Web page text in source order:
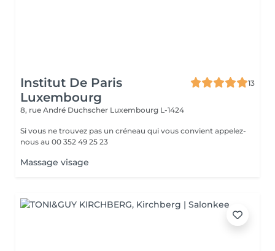
Institut De Paris
Luxembourg
13
8, rue André Duchscher Luxembourg L-1424
Si vous ne trouvez pas un créneau qui vous convient appelez-
nous au 00 352 49 25 23
Massage visage